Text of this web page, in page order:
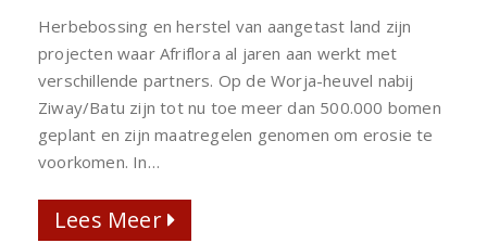
MET
PARTNERS
Herbebossing en herstel van aangetast land zijn
projecten waar Afriflora al jaren aan werkt met
verschillende partners. Op de Worja-heuvel nabij
Ziway/Batu zijn tot nu toe meer dan 500.000 bomen
geplant en zijn maatregelen genomen om erosie te
voorkomen. In…
Lees Meer Lees Meer